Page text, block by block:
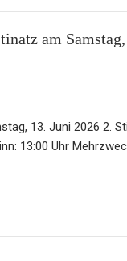
am
13. Juni 2026 2.
13:00 Uhr